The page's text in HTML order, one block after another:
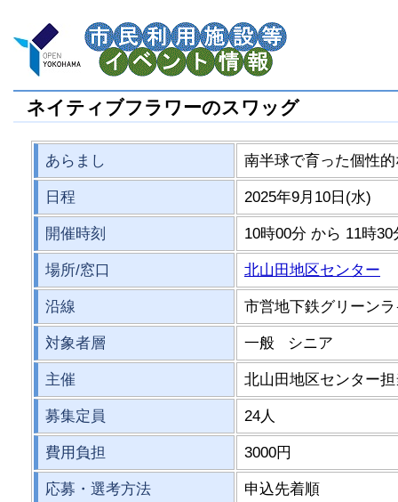
ネイティブフラワーのスワッグ
あらまし 南半球で育った個性
日程 2025年9月10日(水)
開催時刻 10時00分 から 11時30
場所/窓口 北山田地区センター
沿線 市営地下鉄グリーン
対象者層 一般 シニア
主催 北山田地区センター
募集定員 24人
費用負担 3000円
応募・選考方法 申込先着順